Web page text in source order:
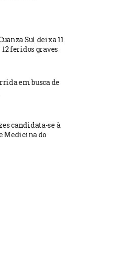
Sul deixa 11
feridos graves
em busca de
candidata-se à
Medicina do